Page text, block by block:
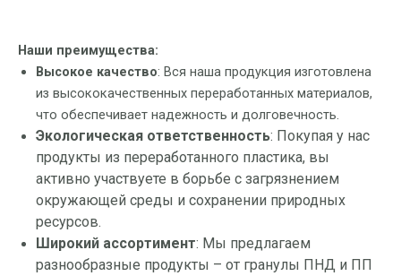
Наши преимущества:
Высокое качество: Вся наша продукция изготовлена
из высококачественных переработанных материалов,
что обеспечивает надежность и долговечность.
Экологическая ответственность: Покупая у нас
продукты из переработанного пластика, вы
активно участвуете в борьбе с загрязнением
окружающей среды и сохранении природных
ресурсов.
Широкий ассортимент: Мы предлагаем
разнообразные продукты – от гранулы ПНД и ПП